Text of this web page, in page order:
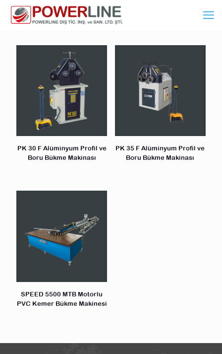
PK 30 F Alüminyum Profil ve
Boru Bükme Makinası
PK 35 F Alüminyum Profil ve
Boru Bükme Makinası
SPEED 5500 MTB Motorlu
PVC Kemer Bükme Makinesi